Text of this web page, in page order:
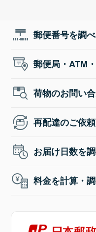
郵便番号を調
郵便局・ATM
荷物のお問い
再配達のご依頼
お届け日数を
料金を計算・